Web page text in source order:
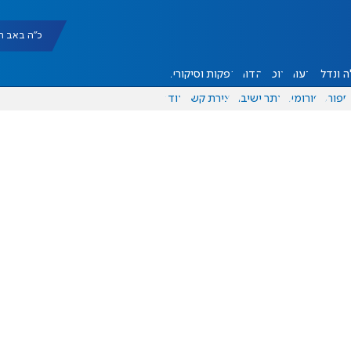
כ"ה באב תשפ"ו
ונדל"ן דעות אוכל יהדות הפקות וסיקורים
ספורט פורומים אתר ישיבה יצירת קשר עוד